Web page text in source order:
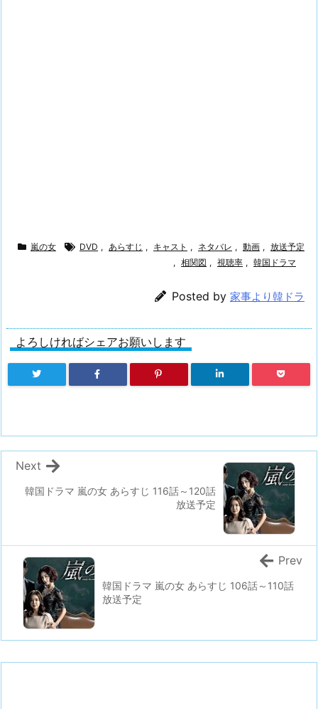
嵐の女 DVD , あらすじ , キャスト , ネタバレ , 動画 , 放送予定
, 相関図 , 視聴率 , 韓国ドラマ
Posted by 家事より韓ドラ
よろしければシェアお願いします
韓国ドラマ 嵐の女 あらすじ 116話～120話
放送予定
Next
韓国ドラマ 嵐の女 あらすじ 106話～110話
放送予定
Prev